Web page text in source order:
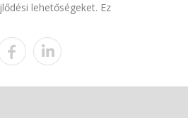
lehetőségeket. Ez